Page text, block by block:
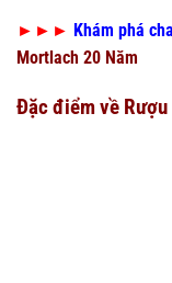
►►► Khám phá
Mortlach 20 Năm
Đặc điểm về